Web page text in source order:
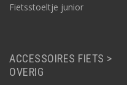
Fietsstoeltje junior
ACCESSOIRES FIETS >
OVERIG